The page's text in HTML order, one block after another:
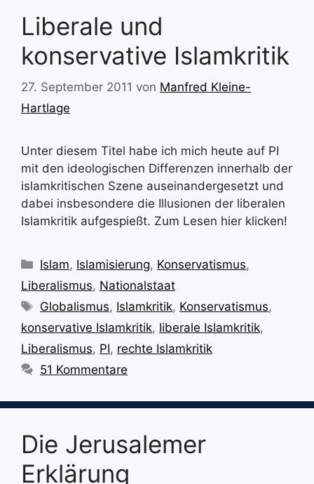
Liberale und
konservative Islamkritik
27. September 2011 von Manfred Kleine-
Hartlage
Unter diesem Titel habe ich mich heute auf PI
mit den ideologischen Differenzen innerhalb der
islamkritischen Szene auseinandergesetzt und
dabei insbesondere die Illusionen der liberalen
Islamkritik aufgespießt. Zum Lesen hier klicken!
Kategorien
Islam, Islamisierung, Konservatismus,
Liberalismus, Nationalstaat
Schlagwörter
Globalismus, Islamkritik, Konservatismus,
konservative Islamkritik, liberale Islamkritik,
Liberalismus, PI, rechte Islamkritik
51 Kommentare
Die Jerusalemer
Erklärung